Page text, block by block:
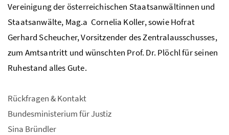
Vereinigung der österreichischen Staatsanwältinnen und
Staatsanwälte, Mag.a Cornelia Koller, sowie Hofrat
Gerhard Scheucher, Vorsitzender des Zentralausschusses,
zum Amtsantritt und wünschten Prof. Dr. Plöchl für seinen
Ruhestand alles Gute.
Rückfragen & Kontakt
Bundesministerium für Justiz
Sina Bründler